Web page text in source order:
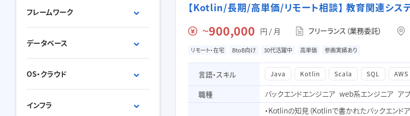
フレームワーク
Laravel
Ruby on Rails
node.js
Unity
jQuery
Nuxt.js
データベース
PostgreSQL
DynamoDB
OS・クラウド
GCP
インフラ
【Kotlin/長期/高単価/リモート相談】 教育関連シス
〜900,000 円 / 月 フリーランス（業務委託）
リモート・在宅 BtoB向け 30代活躍中 高単価 参画実績あり
言語・スキル Java Kotlin Scala SQL AWS
職種 バックエンドエンジニア web系エンジニア ア
・Kotlinの知見（Kotlinで書かれたバックエンド